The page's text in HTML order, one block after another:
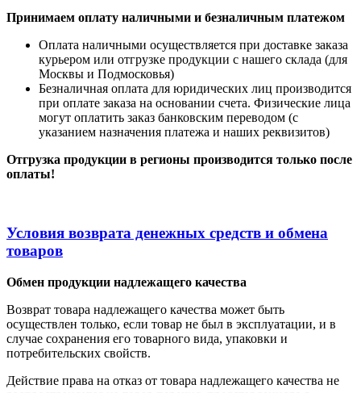
Принимаем оплату наличными и безналичным платежом
Оплата наличными осуществляется при доставке заказа
курьером или отгрузке продукции с нашего склада (для
Москвы и Подмосковья)
Безналичная оплата для юридических лиц производится
при оплате заказа на основании счета. Физические лица
могут оплатить заказ банковским переводом (с
указанием назначения платежа и наших реквизитов)
Отгрузка продукции в регионы производится только после
оплаты!
Условия возврата денежных средств и обмена
товаров
Обмен продукции надлежащего качества
Возврат товара надлежащего качества может быть
осуществлен только, если товар не был в эксплуатации, и в
случае сохранения его товарного вида, упаковки и
потребительских свойств.
Действие права на отказ от товара надлежащего качества не